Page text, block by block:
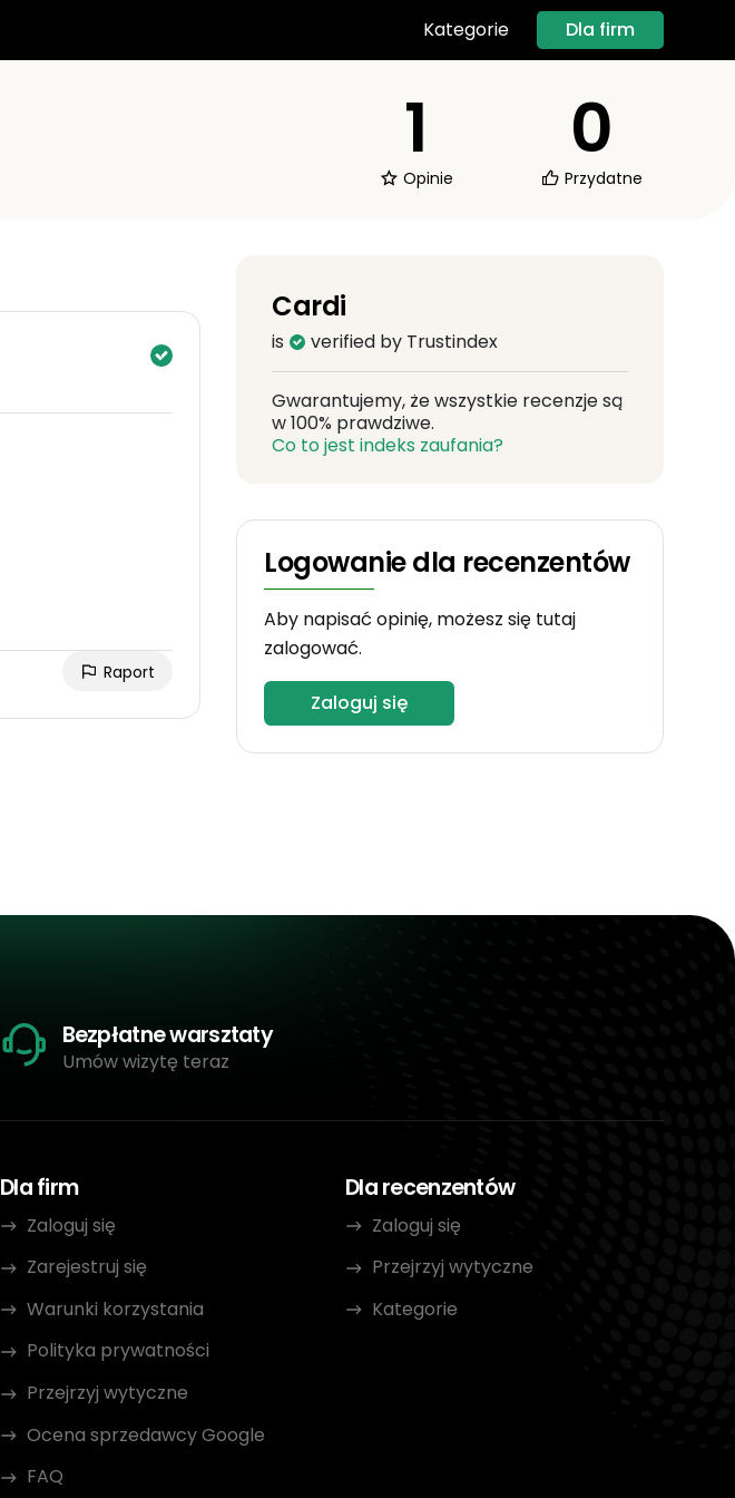
Kategorie Dla firm
1
Opinie
0
Przydatne
Raport
Cardi
is verified by Trustindex
Gwarantujemy, że wszystkie recenzje są
w 100% prawdziwe.
Co to jest indeks zaufania?
Logowanie dla recenzentów
Aby napisać opinię, możesz się tutaj
zalogować.
Zaloguj się
Bezpłatne warsztaty
Umów wizytę teraz
Dla firm
Zaloguj się
Zarejestruj się
Warunki korzystania
Polityka prywatności
Przejrzyj wytyczne
Ocena sprzedawcy Google
FAQ
Dla recenzentów
Zaloguj się
Przejrzyj wytyczne
Kategorie